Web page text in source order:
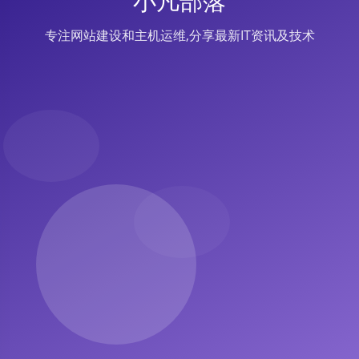
专注网站建设和主机运维,分享最新IT资讯及技术